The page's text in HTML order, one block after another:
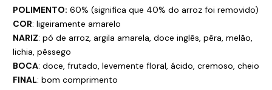
POLIMENTO: 60% (significa que 40% do arroz foi removido)
COR: ligeiramente amarelo
NARIZ: pó de arroz, argila amarela, doce inglês, pêra, melão,
lichia, pêssego
BOCA: doce, frutado, levemente floral, ácido, cremoso, cheio
FINAL: bom comprimento